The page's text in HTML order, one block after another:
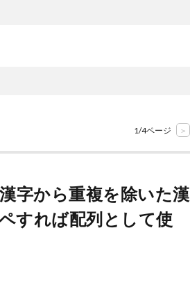
1/4ページ >
字から重複を除いた漢
すれば配列として使